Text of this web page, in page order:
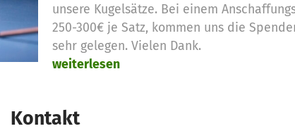
unsere Kugelsätze. Bei einem
250-300€ je Satz, kommen uns die
sehr gelegen. Vielen Dank.
weiterlesen
Kontakt